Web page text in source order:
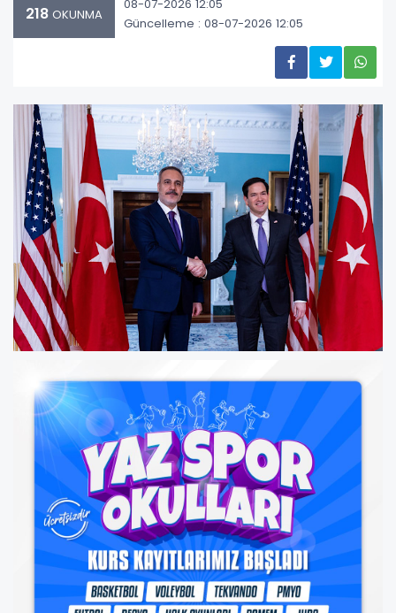
218 OKUNMA
08-07-2026 12:05
Güncelleme : 08-07-2026 12:05